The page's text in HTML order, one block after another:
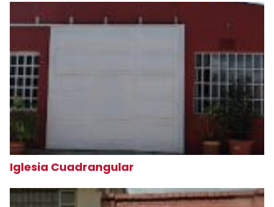
Iglesia Cuadrangular